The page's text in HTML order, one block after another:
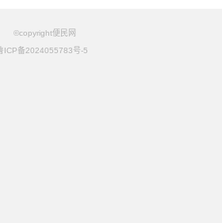
©copyright便民网
ICP备2024055783号-5